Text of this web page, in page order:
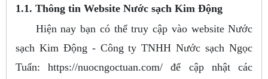
1.1. Thông tin Website Nước sạch Kim Động
Hiện nay bạn có thể truy cập vào website Nước
sạch Kim Động - Công ty TNHH Nước sạch Ngọc
Tuấn: https://nuocngoctuan.com/ để cập nhật các